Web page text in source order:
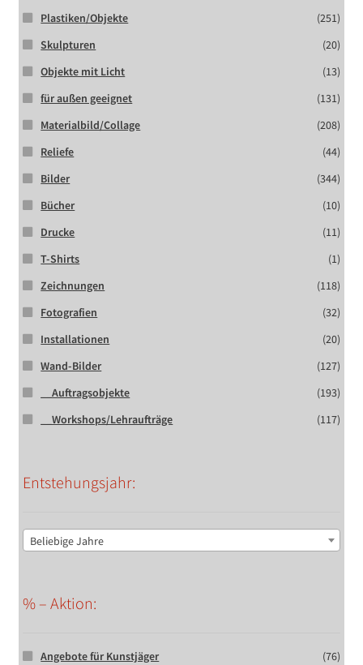
Plastiken/Objekte
(251)
Skulpturen
(20)
Objekte mit Licht
(13)
für außen geeignet
(131)
Materialbild/Collage
(208)
Reliefe
(44)
Bilder
(344)
Bücher
(10)
Drucke
(11)
T-Shirts
(1)
Zeichnungen
(118)
Fotografien
(32)
Installationen
(20)
Wand-Bilder
(127)
__Auftragsobjekte
(193)
__Workshops/Lehraufträge
(117)
Entstehungsjahr:
Beliebige Jahre
% – Aktion:
Angebote für Kunstjäger (76)